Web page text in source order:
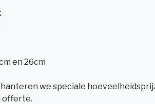
en 26cm
we speciale
offerte.